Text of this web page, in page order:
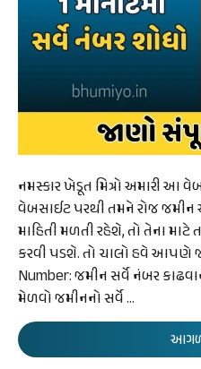
નમસ્કાર ખેડૂત મિત્રો અમારી આ
વેબસાઈટ પરથી તમને રોજ
માહિતી મળતી રહેશે, તો તેના માટે
કરવી પડશે. તો ચાલો હવે આપણે
Number: જમીન સર્વે નંબર
મેળવો જમીનનો સર્વે …
આગળ